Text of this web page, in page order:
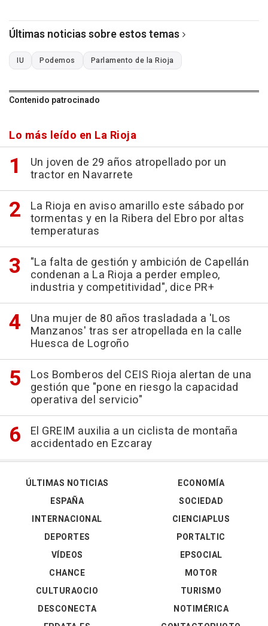
Últimas noticias sobre estos temas
IU Podemos Parlamento de la Rioja
Contenido patrocinado
Lo más leído en La Rioja
Un joven de 29 años atropellado por un
tractor en Navarrete
La Rioja en aviso amarillo este sábado por
tormentas y en la Ribera del Ebro por altas
temperaturas
"La falta de gestión y ambición de Capellán
condenan a La Rioja a perder empleo,
industria y competitividad", dice PR+
Una mujer de 80 años trasladada a 'Los
Manzanos' tras ser atropellada en la calle
Huesca de Logroño
Los Bomberos del CEIS Rioja alertan de una
gestión que "pone en riesgo la capacidad
operativa del servicio"
El GREIM auxilia a un ciclista de montaña
accidentado en Ezcaray
ÚLTIMAS NOTICIAS
ESPAÑA
INTERNACIONAL
DEPORTES
VÍDEOS
ECONOMÍA
SOCIEDAD
CIENCIAPLUS
PORTALTIC
EPSOCIAL
CHANCE
CULTURAOCIO
DESCONECTA
MOTOR
TURISMO
NOTIMÉRICA